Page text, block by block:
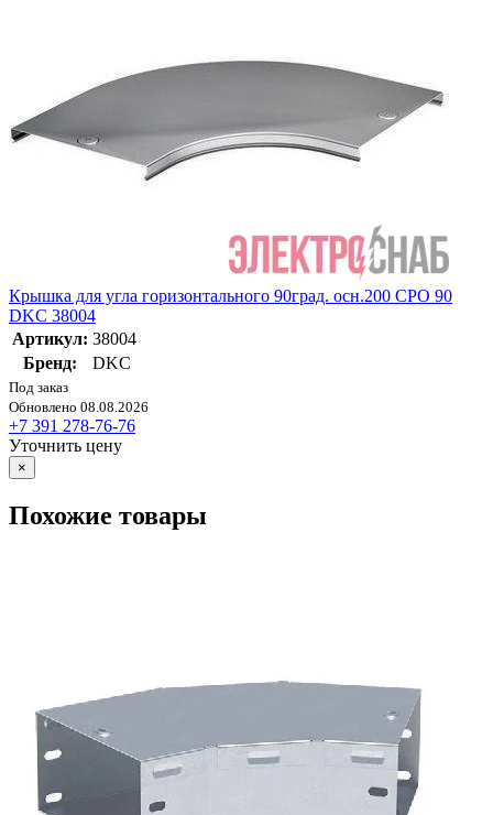
Крышка для угла горизонтального 90град. осн.200 CPO 90
DKC 38004
Артикул: 38004
Бренд:
DKC
Под заказ
Обновлено 08.08.2026
+7 391 278-76-76
Уточнить цену
×
Похожие товары